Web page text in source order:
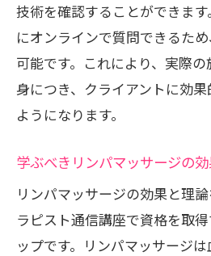
技術を確認することができま
にオンラインで質問できるた
可能です。これにより、実際
身につき、クライアントに効
ようになります。
学ぶべきリンパマッサージの
リンパマッサージの効果と理
ラピスト通信講座で資格を取
ップです。リンパマッサージ